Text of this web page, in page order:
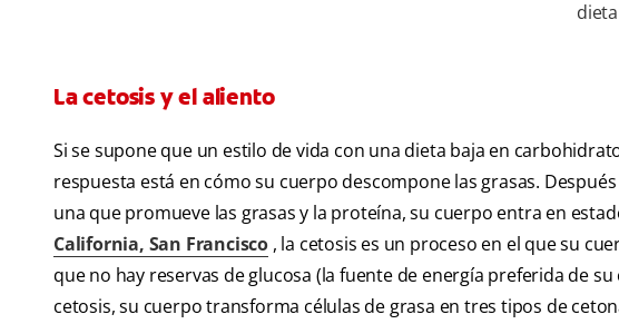
La cetosis y el aliento
Si se supone que un estilo de vida con una dieta baja en
respuesta está en cómo su cuerpo descompone las grasas.
una que promueve las grasas y la proteína, su cuerpo entra en
California, San Francisco , la cetosis es un proceso en el que su
que no hay reservas de glucosa (la fuente de energía preferida de
cetosis, su cuerpo transforma células de grasa en tres tipos de